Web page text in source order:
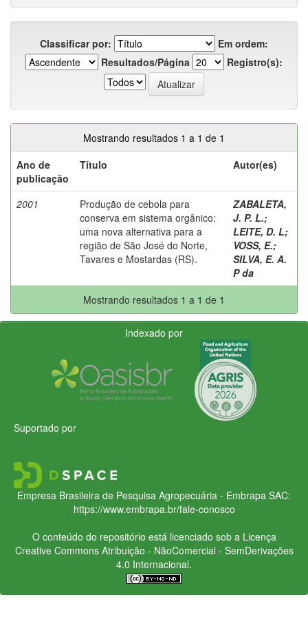
Classificar por:
Em ordem:
Resultados/Página
Registro(s):
Mostrando resultados 1 a 1 de 1
Ano de
publicação
Título Autor(es)
2001
Produção de cebola para
conserva em sistema orgânico:
uma nova alternativa para a
região de São José do Norte,
Tavares e Mostardas (RS).
ZABALETA,
J. P. L.;
LEITE, D. L;
VOSS, E.;
SILVA, E. A.
P da
Mostrando resultados 1 a 1 de 1
Indexado por
Suportado por
Empresa Brasileira de Pesquisa Agropecuária - Embrapa SAC:
https://www.embrapa.br/fale-conosco
O conteúdo do repositório está licenciado sob a Licença
Creative CommonsAtribuição - NãoComercial - SemDerivações
4.0 Internacional.